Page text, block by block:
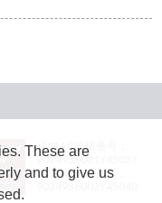
These are
and to give us
JASRAC許諾番号：
9024936001Y45037
JASRAC許諾番号：